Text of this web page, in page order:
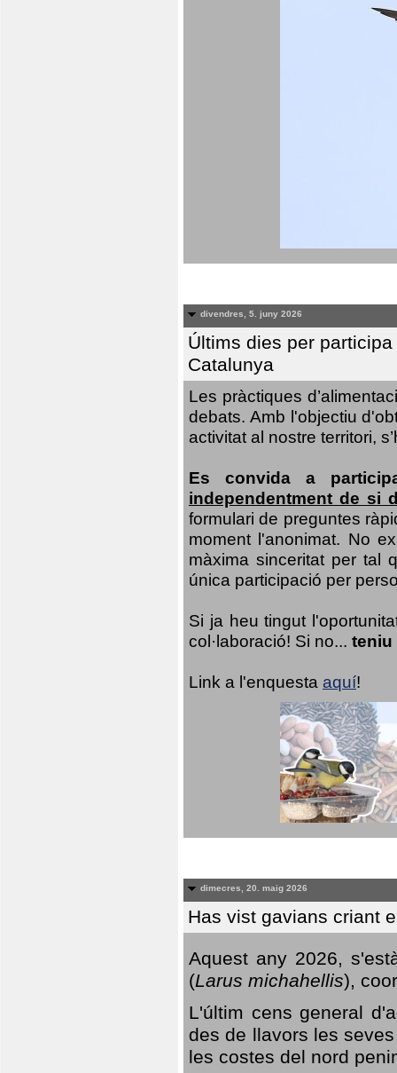
divendres, 5. juny 2026
Últims dies per
Catalunya
Les pràctiques
debats. Amb l'objectiu
activitat al nostre territori,
Es convida a
independentment de si
formulari de preguntes
moment l'anonimat. No
màxima sinceritat per tal
única participació per
Si ja heu tingut
col·laboració! Si no... teniu
Link a l'enquesta aquí!
dimecres, 20. maig 2026
Has vist gavians criant
Aquest any 2026,
(Larus michahellis),
L'últim cens general
des de llavors les
les costes del nord